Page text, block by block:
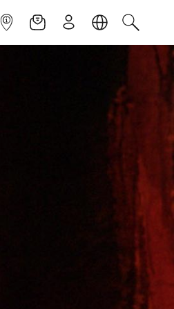
INFOPOINTNEWSLETTER
ISCRIVITILINGUACERCA